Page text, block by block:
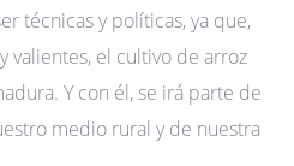
técnicas y políticas, ya que,
valientes, el cultivo de arroz
Y con él, se irá parte de
medio rural y de nuestra